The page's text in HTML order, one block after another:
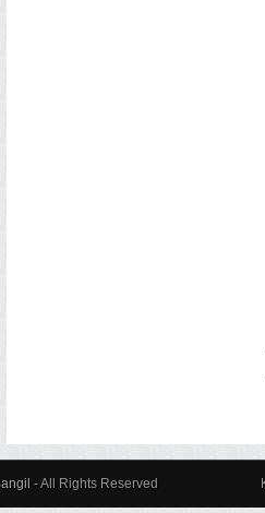
- All Rights Reserved